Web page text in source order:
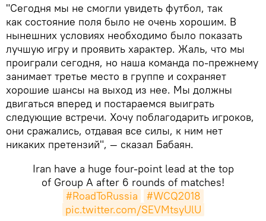
"Сегодня мы не смогли увидеть футбол, так
как состояние поля было не очень хорошим. В
нынешних условиях необходимо было показать
лучшую игру и проявить характер. Жаль, что мы
проиграли сегодня, но наша команда по-прежнему
занимает третье место в группе и сохраняет
хорошие шансы на выход из нее. Мы должны
двигаться вперед и постараемся выиграть
следующие встречи. Хочу поблагодарить игроков,
они сражались, отдавая все силы, к ним нет
никаких претензий", — сказал Бабаян.
Iran have a huge four-point lead at the top
of Group A after 6 rounds of matches!
#RoadToRussia
#WCQ2018
pic.twitter.com/SEVMtsyUlU